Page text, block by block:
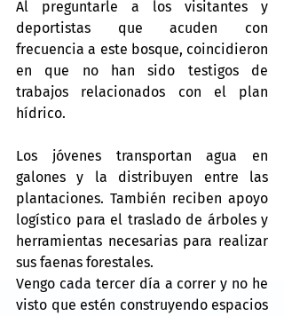
Al preguntarle a los visitantes y
deportistas que acuden con
frecuencia a este bosque, coincidieron
en que no han sido testigos de
trabajos relacionados con el plan
hídrico.
Los jóvenes transportan agua en
galones y la distribuyen entre las
plantaciones. También reciben apoyo
logístico para el traslado de árboles y
herramientas necesarias para realizar
sus faenas forestales.
Vengo cada tercer día a correr y no he
visto que estén construyendo espacios